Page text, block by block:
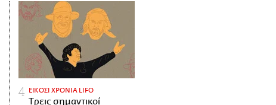
ΕΙΚΟΣΙ ΧΡΟΝΙΑ LIFO
Tρεις σημαντικοί